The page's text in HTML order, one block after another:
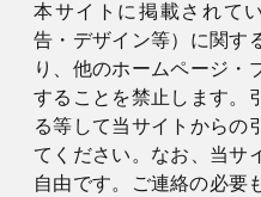
本サイトに掲載されて
告・デザイン等）に関す
り、他のホームページ・
することを禁止します。
る等して当サイトからの
てください。なお、当サ
自由です。ご連絡の必要